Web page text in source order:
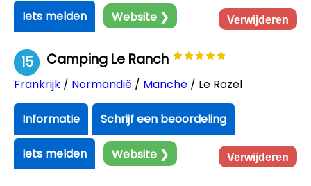
Iets melden Website ❯ Verwijderen
15 Camping Le Ranch
Frankrijk / Normandië / Manche / Le Rozel
Informatie Schrijf een beoordeling
Iets melden Website ❯ Verwijderen